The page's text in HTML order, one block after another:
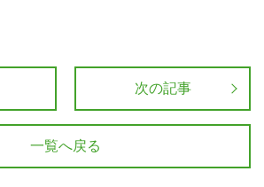
次の記事
一覧へ戻る